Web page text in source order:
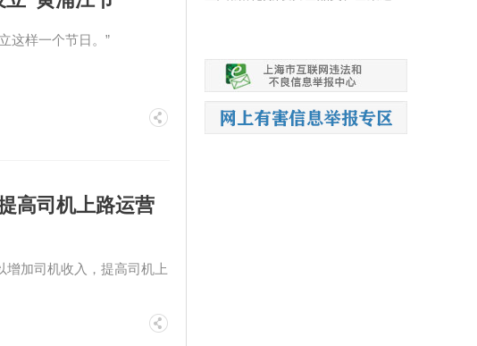
这样一个节日。”
高司机上路运营
加司机收入，提高司机上